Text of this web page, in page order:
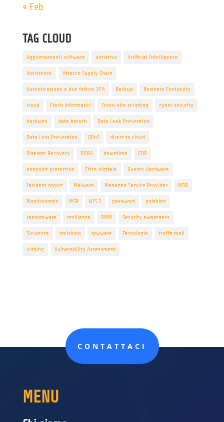
« Feb
TAG CLOUD
Aggiornamenti software antivirus Artificial Intelligence
Assistenza Attacco Supply Chain
Autenticazione a due fattori 2FA Backup Business Continuity
cloud Crash informatici Cross-site scripting cyber security
darkweb data breach Data Leak Prevention
Data Loss Prevention DDoS direct to cloud
Disaster Recovery DORA downtime EDR
endpoint protection Etica digitale Guasto Hardware
Incident report Malware Managed Service Provider MDR
Monitoraggio MSP NIS 2 password phishing
ransomware resilienza RMM Security awareness
Sicurezza smishing spyware Tecnologie truffe mail
vishing Vulnerability Assessment
CONTATTACI
MENU